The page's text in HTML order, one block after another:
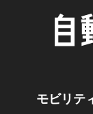
モビリテ